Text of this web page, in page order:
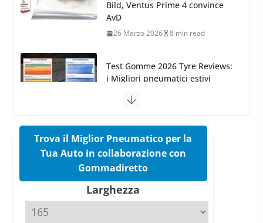
Test Gomme 2026 Tyre Reviews:
i Migliori pneumatici estivi
sportivi a confronto
Pirelli Cinturato 2026: due
confermano il salto tecnico del
Pirelli P Zero Trofeo RS: per
slick da battere
Trova il Miglior Pneumatico per la
Tua Auto in collaborazione con
Gommadiretto
Larghezza